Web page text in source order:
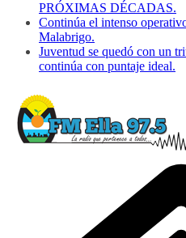
PRÓXIMAS DÉCADAS.
Continúa el intenso
Malabrigo.
Juventud se quedó con un
continúa con puntaje ideal.